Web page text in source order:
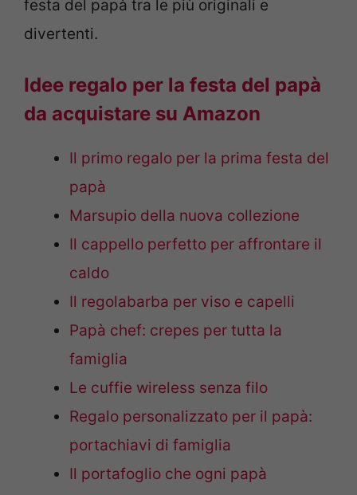
festa del papà tra le più originali e
divertenti.
Idee regalo per la festa del papà
da acquistare su Amazon
Il primo regalo per la prima festa del
papà
Marsupio della nuova collezione
Il cappello perfetto per affrontare il
caldo
Il regolabarba per viso e capelli
Papà chef: crepes per tutta la
famiglia
Le cuffie wireless senza filo
Regalo personalizzato per il papà:
portachiavi di famiglia
Il portafoglio che ogni papà